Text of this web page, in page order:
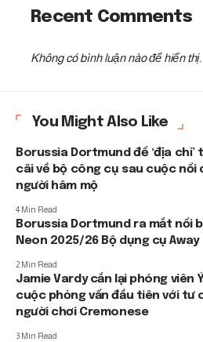
Recent Comments
Không có bình luận nào để hiển thị.
You Might Also Like
Borussia Dortmund để ‘địa chỉ’
cãi về bộ công cụ sau cuộc nổi
người hâm mộ
4 Min Read
Borussia Dortmund ra mắt nổi
Neon 2025/26 Bộ dụng cụ Away
2 Min Read
Jamie Vardy cắn lại phóng viên
cuộc phỏng vấn đầu tiên với tư
người chơi Cremonese
3 Min Read